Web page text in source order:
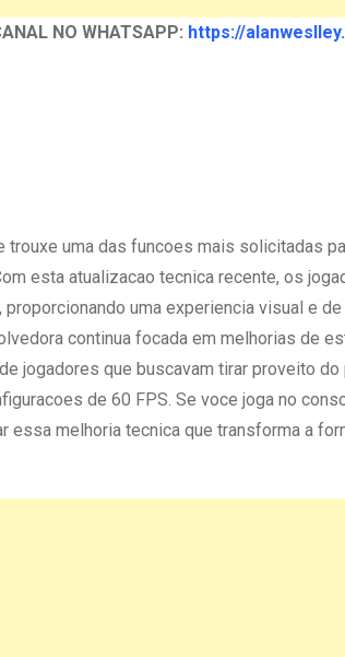
NO WHATSAPP: https://
uma das funcoes mais solicitadas
esta atualizacao tecnica recente, os
uma experiencia visual e
continua focada em melhorias de
jogadores que buscavam tirar proveito
de 60 FPS. Se voce joga no
essa melhoria tecnica que transforma a